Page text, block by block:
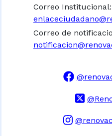
Correo Institucional:
Correo de